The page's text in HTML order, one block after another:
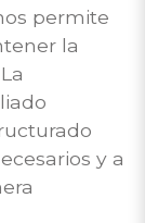
permite
la
y a